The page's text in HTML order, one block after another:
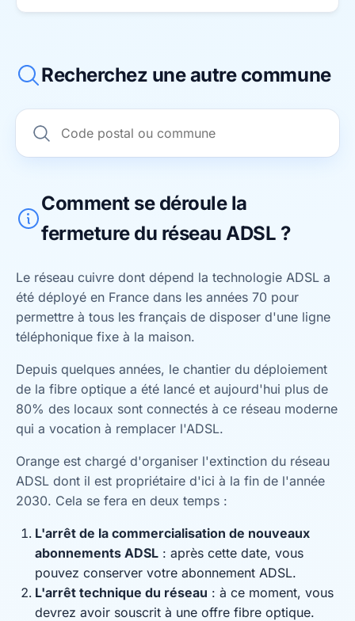
Recherchez une autre commune
Comment se déroule la
fermeture du réseau ADSL ?
Le réseau cuivre dont dépend la technologie ADSL a
été déployé en France dans les années 70 pour
permettre à tous les français de disposer d'une ligne
téléphonique fixe à la maison.
Depuis quelques années, le chantier du déploiement
de la fibre optique a été lancé et aujourd'hui plus de
80% des locaux sont connectés à ce réseau moderne
qui a vocation à remplacer l'ADSL.
Orange est chargé d'organiser l'extinction du réseau
ADSL dont il est propriétaire d'ici à la fin de l'année
2030. Cela se fera en deux temps :
L'arrêt de la commercialisation de nouveaux
abonnements ADSL : après cette date, vous
pouvez conserver votre abonnement ADSL.
L'arrêt technique du réseau : à ce moment, vous
devrez avoir souscrit à une offre fibre optique.